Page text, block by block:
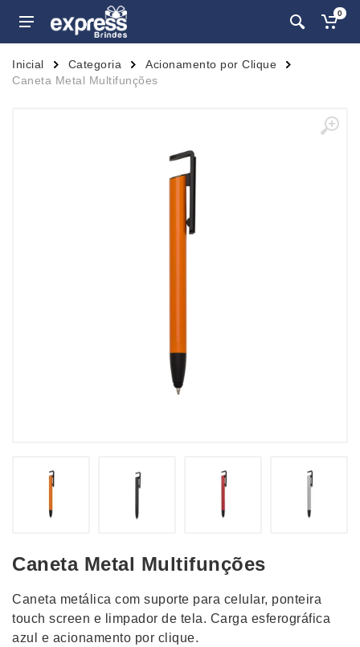
0
Inicial Categoria
Acionamento por Clique
Caneta Metal Multifunções
Caneta Metal Multifunções
Caneta metálica com suporte para celular, ponteira
touch screen e limpador de tela. Carga esferográfica
azul e acionamento por clique.